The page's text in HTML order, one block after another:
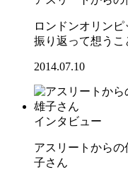
ロンドンオリン
振り返って想う
2014.07.10
インタビュー
アスリートから
子さん